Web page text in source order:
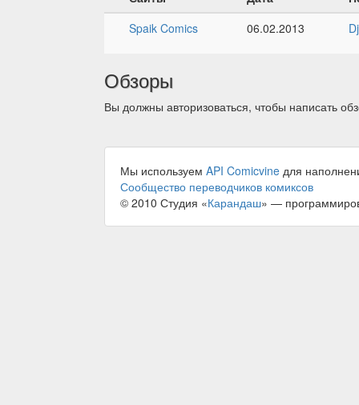
Spaik Comics
06.02.2013
Обзоры
Вы должны авторизоваться, чтобы написать
Мы используем API Comicvine для
Сообщество переводчиков комиксов
© 2010 Студия «Карандаш» —